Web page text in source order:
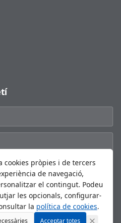
Just Desvern. Tots els drets
cookies pròpies i de tercers
de navegació,
el contingut. Podeu
les opcionals, configurar-
la política de cookies.
Acceptar totes